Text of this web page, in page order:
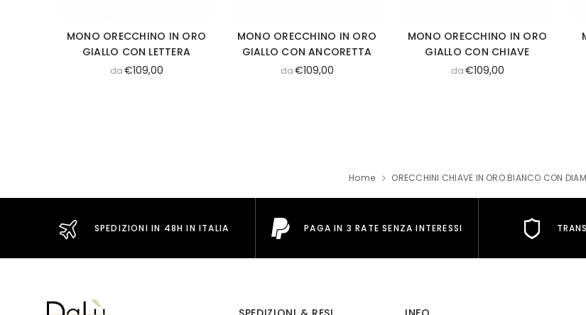
MONO ORECCHINO IN ORO
GIALLO CON LETTERA
da€109,00
MONO ORECCHINO IN ORO
GIALLO CON ANCORETTA
da€109,00
MONO ORECCHINO IN ORO
GIALLO CON CHIAVE
da€109,00
Home ORECCHINI CHIAVE IN ORO BIANCO CON
SPEDIZIONI IN 48H IN ITALIA PAGA IN 3 RATE SENZA INTERESSI